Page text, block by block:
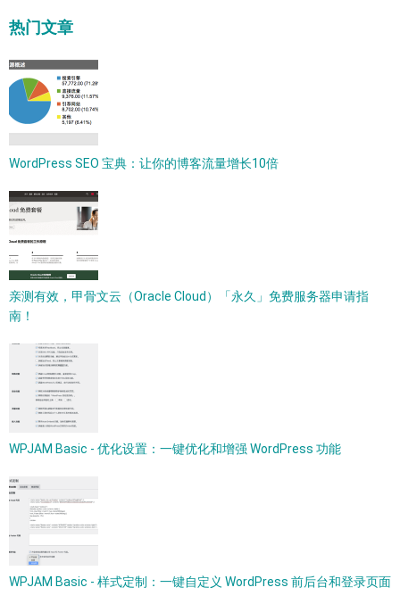
热门文章
WordPress SEO 宝典：让你的博客流量增长10倍
亲测有效，甲骨文云（Oracle Cloud）「永久」免费服务器申请指
南！
WPJAM Basic - 优化设置：一键优化和增强 WordPress 功能
WPJAM Basic - 样式定制：一键自定义 WordPress 前后台和登录页面